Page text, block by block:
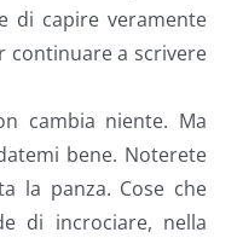
di capire veramente
continuare a scrivere
cambia niente. Ma
bene. Noterete
la panza. Cose che
di incrociare, nella